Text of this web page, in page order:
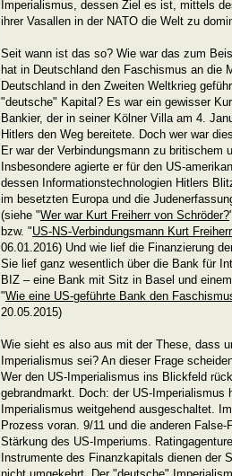
Imperialismus, dessen Ziel es ist, mittels
ihrer Vasallen in der NATO die Welt zu
Seit wann ist das so? Wie war das zum
hat in Deutschland den Faschismus an die
Deutschland in den Zweiten Weltkrieg
"deutsche" Kapital? Es war ein gewisser
Bankier, der in seiner Kölner Villa am 4.
Hitlers den Weg bereitete. Doch wer war
Er war der Verbindungsmann zu britischem
Insbesondere agierte er für den US-
dessen Informationstechnologien Hitlers
im besetzten Europa und die
(siehe "Wer war Kurt Freiherr von Schröder?
bzw. "US-NS-Verbindungsmann Kurt
06.01.2016) Und wie lief die Finanzierung
Sie lief ganz wesentlich über die Bank für
BIZ – eine Bank mit Sitz in Basel und
"Wie eine US-geführte Bank den
20.05.2015)
Wie sieht es also aus mit der These, dass
Imperialismus sei? An dieser Frage
Wer den US-Imperialismus ins Blickfeld
gebrandmarkt. Doch: der US-Imperialismus
Imperialismus weitgehend ausgeschaltet.
Prozess voran. 9/11 und die anderen False-
Stärkung des US-Imperiums.
Instrumente des Finanzkapitals dienen der